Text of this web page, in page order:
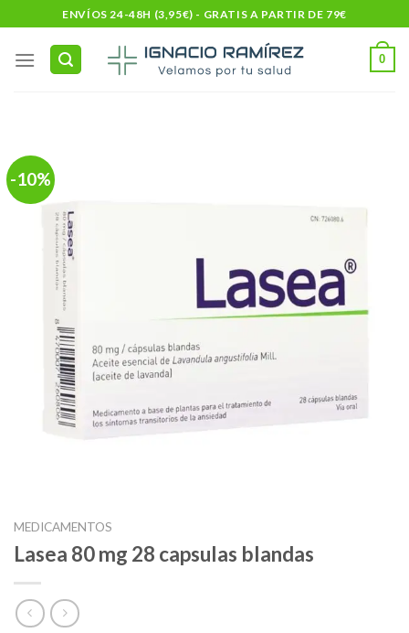
to
content
ENVÍOS 24-48H (3,95€) - GRATIS A PARTIR DE 79€
0
-10%
MEDICAMENTOS
Lasea 80 mg 28 capsulas blandas